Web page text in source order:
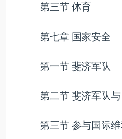
第三节 体育
第七章 国家安全
第一节 斐济军队
第二节 斐济军队与
第三节 参与国际维